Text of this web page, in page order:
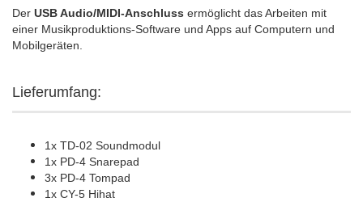
Der USB Audio/MIDI-Anschluss ermöglicht das Arbeiten mit
einer Musikproduktions-Software und Apps auf Computern und
Mobilgeräten.
Lieferumfang:
1x TD-02 Soundmodul
1x PD-4 Snarepad
3x PD-4 Tompad
1x CY-5 Hihat